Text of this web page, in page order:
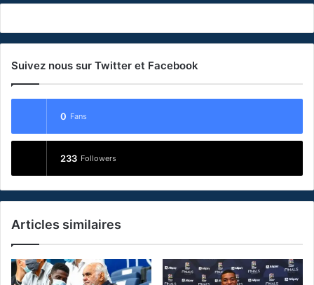
Suivez nous sur Twitter et Facebook
0 Fans
233 Followers
Articles similaires